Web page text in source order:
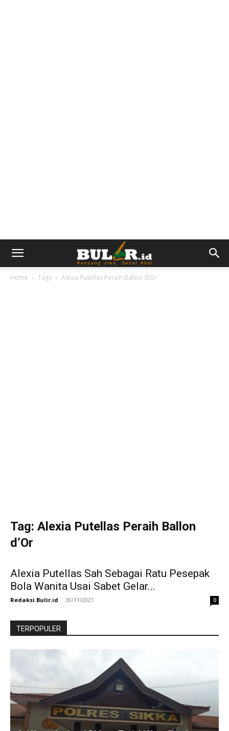
Home Tags Alexia Putellas Peraih Ballon d’Or
Tag: Alexia Putellas Peraih Ballon
d’Or
Alexia Putellas Sah Sebagai Ratu Pesepak
Bola Wanita Usai Sabet Gelar...
Redaksi Bulir.id - 30/11/2021 0
TERPOPULER